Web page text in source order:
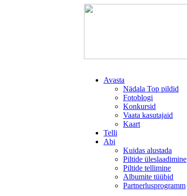
Avasta
Nädala Top pildid
Fotoblogi
Konkursid
Vaata kasutajaid
Kaart
Telli
Abi
Kuidas alustada
Piltide üleslaadimine
Piltide tellimine
Albumite tüübid
Partnerlusprogramm